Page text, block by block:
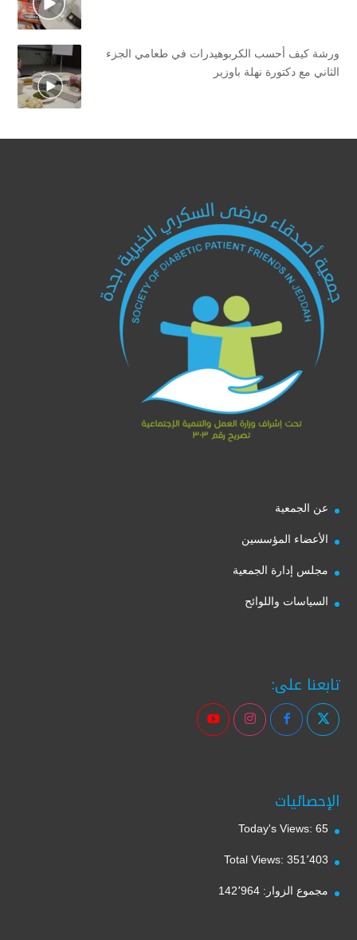
ورشة كيف أحسب الكربوهيدرات في طعامي الجزء
الثاني مع دكتورة نهلة باوزير
عن الجمعية
الأعضاء المؤسسين
مجلس إدارة الجمعية
السياسات واللوائح
تابعنا على:
الإحصائيات
Today's Views: 65
Total Views: 351٬403
مجموع الزوار: 142٬964